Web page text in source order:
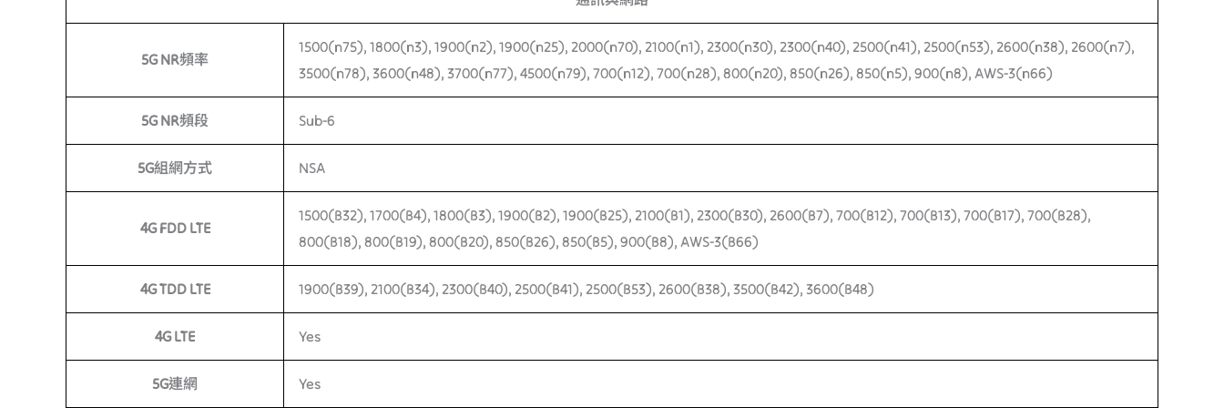
5G NR頻率
1500(n75), 1800(n3), 1900(n2), 1900(n25), 2000(n70), 2100(n1), 2300(n30), 2300(n40), 2500(n41), 2500(n53), 2600(n38), 2600(n7),
3500(n78), 3600(n48), 3700(n77), 4500(n79), 700(n12), 700(n28), 800(n20), 850(n26), 850(n5), 900(n8), AWS-3(n66)
5G NR頻段 Sub-6
5G組網方式 NSA
4G FDD LTE
1500(B32), 1700(B4), 1800(B3), 1900(B2), 1900(B25), 2100(B1), 2300(B30), 2600(B7), 700(B12), 700(B13), 700(B17), 700(B28),
800(B18), 800(B19), 800(B20), 850(B26), 850(B5), 900(B8), AWS-3(B66)
4G TDD LTE 1900(B39), 2100(B34), 2300(B40), 2500(B41), 2500(B53), 2600(B38), 3500(B42), 3600(B48)
4G LTE Yes
5G連網 Yes